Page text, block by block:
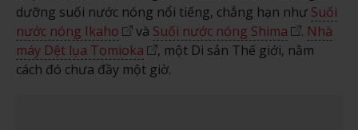
dưỡng suối nước nóng nổi tiếng, chẳng hạn như Suối
nước nóng Ikaho
và Suối nước nóng Shima . Nhà
máy Dệt lụa Tomioka
, một Di sản Thế giới, nằm
cách đó chưa đầy một giờ.